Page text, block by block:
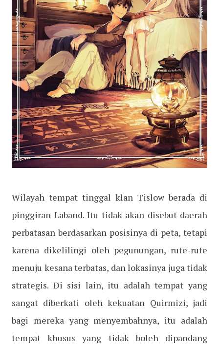
Wilayah tempat tinggal klan Tislow berada di
pinggiran Laband. Itu tidak akan disebut daerah
perbatasan berdasarkan posisinya di peta, tetapi
karena dikelilingi oleh pegunungan, rute-rute
menuju kesana terbatas, dan lokasinya juga tidak
strategis. Di sisi lain, itu adalah tempat yang
sangat diberkati oleh kekuatan Quirmizi, jadi
bagi mereka yang menyembahnya, itu adalah
tempat khusus yang tidak boleh dipandang